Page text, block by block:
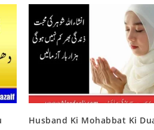
Husband Ki Mohabbat Ki